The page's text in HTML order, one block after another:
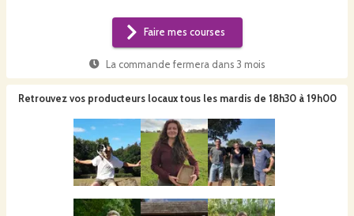
Faire mes courses
La commande fermera dans 3 mois
Retrouvez vos producteurs locaux tous les mardis de 18h30 à 19h00